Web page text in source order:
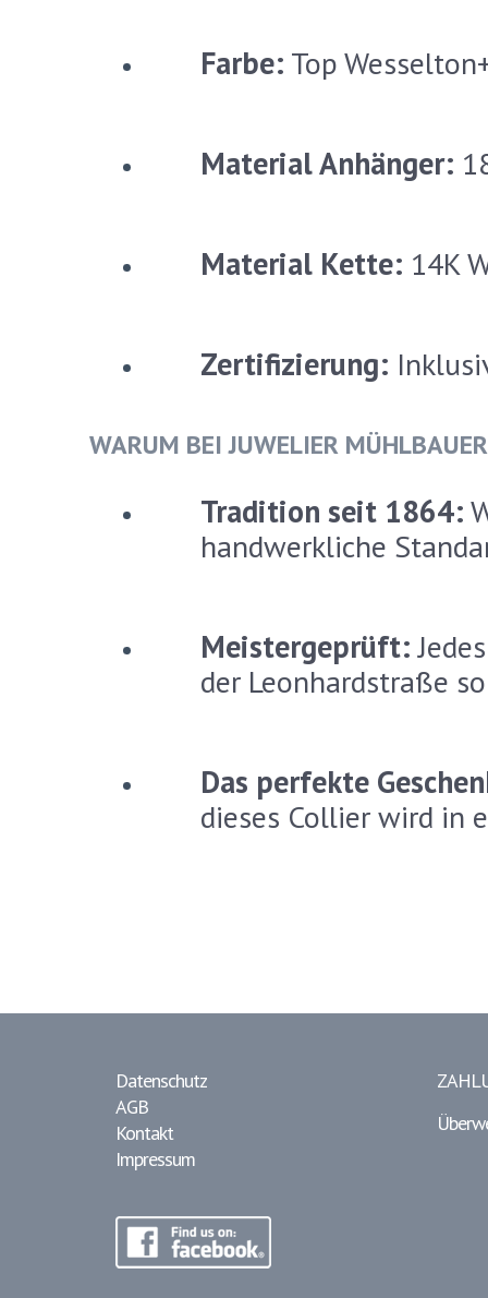
Farbe: Top
Material Anhänger:
Material Kette: 14K
Zertifizierung:
WARUM BEI JUWELIER
Tradition seit 1864:
handwerkliche
Meistergeprüft:
der Leonhardstraße
Das perfekte
dieses Collier wird in
Datenschutz
AGB
Kontakt
Impressum